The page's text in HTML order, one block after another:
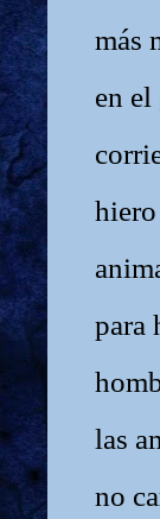
más
en el
para
las
no